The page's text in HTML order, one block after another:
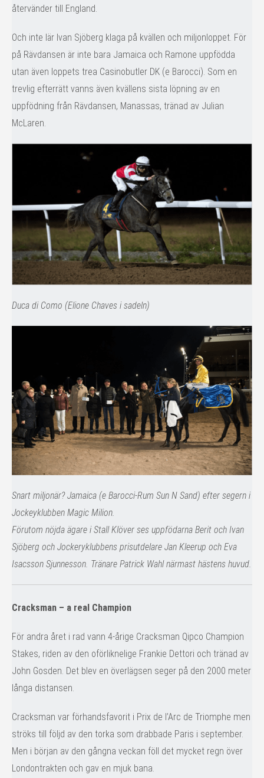
återvänder till England.
Och inte lär Ivan Sjöberg klaga på kvällen och miljonloppet. För
på Rävdansen är inte bara Jamaica och Ramone uppfödda
utan även loppets trea Casinobutler DK (e Barocci). Som en
trevlig efterrätt vanns även kvällens sista löpning av en
uppfödning från Rävdansen, Manassas, tränad av Julian
McLaren.
Duca di Como (Elione Chaves i sadeln)
Snart miljonär? Jamaica (e Barocci-Rum Sun N Sand) efter segern i
Jockeyklubben Magic Milion.
Förutom nöjda ägare i Stall Klöver ses uppfödarna Berit och Ivan
Sjöberg och Jockeryklubbens prisutdelare Jan Kleerup och Eva
Isacsson Sjunnesson. Tränare Patrick Wahl närmast hästens huvud.
Cracksman – a real Champion
För andra året i rad vann 4-årige Cracksman Qipco Champion
Stakes, riden av den oförliknelige Frankie Dettori och tränad av
John Gosden. Det blev en överlägsen seger på den 2000 meter
långa distansen.
Cracksman var förhandsfavorit i Prix de l’Arc de Triomphe men
ströks till följd av den torka som drabbade Paris i september.
Men i början av den gångna veckan föll det mycket regn över
Londontrakten och gav en mjuk bana.